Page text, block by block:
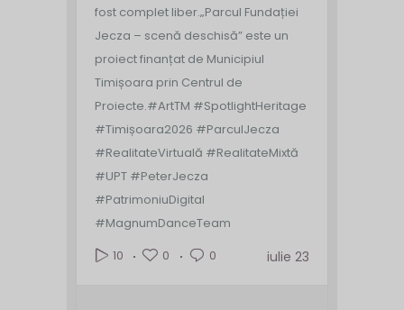
fost complet liber.„Parcul Fundației
Jecza – scenă deschisă” este un
proiect finanțat de Municipiul
Timișoara prin Centrul de
Proiecte.#ArtTM #SpotlightHeritage
#Timișoara2026 #ParculJecza
#RealitateVirtuală #RealitateMixtă
#UPT #PeterJecza
#PatrimoniuDigital
#MagnumDanceTeam
10
0 0 iulie 23